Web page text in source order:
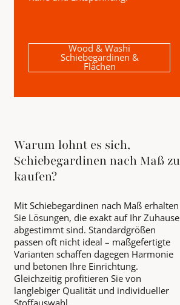
Wood & Washi
Schiebegardinen &
Flächen
Warum lohnt es sich,
Schiebegardinen nach Maß zu
kaufen?
Mit Schiebegardinen nach Maß erhalten
Sie Lösungen, die exakt auf Ihr Zuhause
abgestimmt sind. Standardgrößen
passen oft nicht ideal – maßgefertigte
Varianten schaffen dagegen Harmonie
und betonen Ihre Einrichtung.
Gleichzeitig profitieren Sie von
langlebiger Qualität und individueller